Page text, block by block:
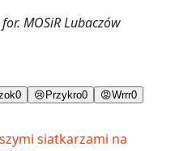
MOSiR Lubaczów
0 😢 Przykro0 😡Wrrr0